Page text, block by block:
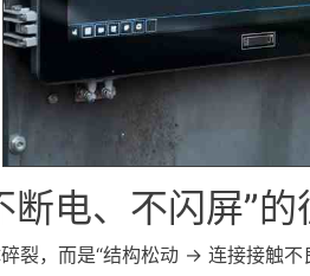
电、不闪屏”
裂，而是“结构松动 → 连接接触不